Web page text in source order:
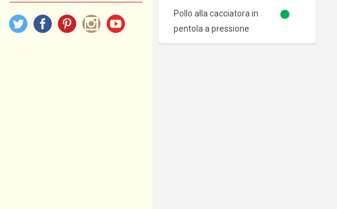
per:
Pollo alla cacciatora in
pentola a pressione